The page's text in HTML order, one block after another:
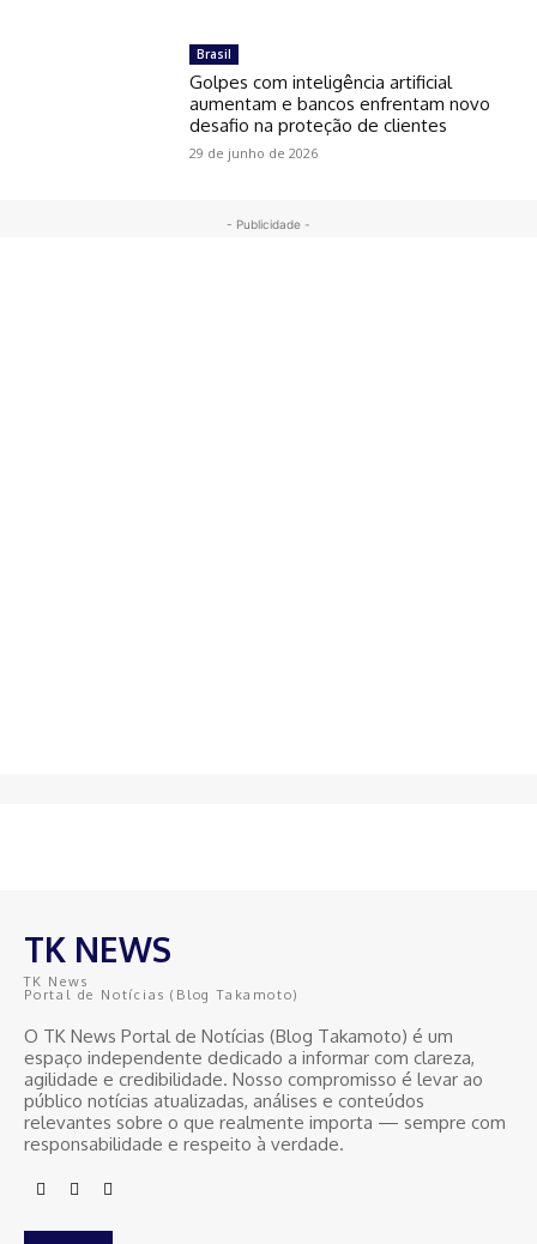
Brasil
Golpes com inteligência artificial
aumentam e bancos enfrentam novo
desafio na proteção de clientes
29 de junho de 2026
- Publicidade -
TK NEWS
TK News
Portal de Notícias (Blog Takamoto)
O TK News Portal de Notícias (Blog Takamoto) é um
espaço independente dedicado a informar com clareza,
agilidade e credibilidade. Nosso compromisso é levar ao
público notícias atualizadas, análises e conteúdos
relevantes sobre o que realmente importa — sempre com
responsabilidade e respeito à verdade.